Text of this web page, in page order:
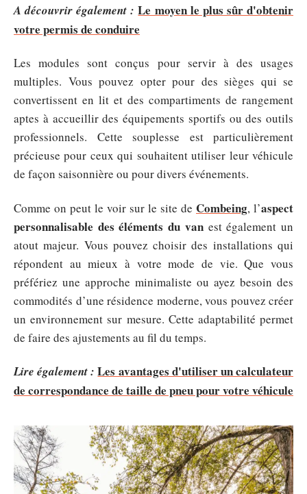
A découvrir également : Le moyen le plus sûr d'obtenir
votre permis de conduire
Les modules sont conçus pour servir à des usages
multiples. Vous pouvez opter pour des sièges qui se
convertissent en lit et des compartiments de rangement
aptes à accueillir des équipements sportifs ou des outils
professionnels. Cette souplesse est particulièrement
précieuse pour ceux qui souhaitent utiliser leur véhicule
de façon saisonnière ou pour divers événements.
Comme on peut le voir sur le site de Combeing, l’aspect
personnalisable des éléments du vanest également un
atout majeur. Vous pouvez choisir des installations qui
répondent au mieux à votre mode de vie. Que vous
préfériez une approche minimaliste ou ayez besoin des
commodités d’une résidence moderne, vous pouvez créer
un environnement sur mesure. Cette adaptabilité permet
de faire des ajustements au fil du temps.
Lire également : Les avantages d'utiliser un calculateur
de correspondance de taille de pneu pour votre véhicule